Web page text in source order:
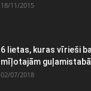
18/11/2015
6 lietas, kuras vīrieši
mīļotajām
02/07/2018